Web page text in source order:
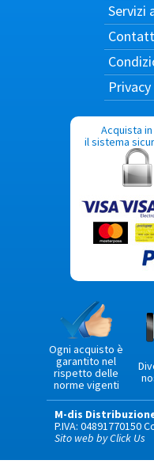
Servizi
Privacy
Acquista
il sistema
Ogni acquisto è
garantito nel
rispetto delle
norme vigenti
M-dis
P.IVA: 04891770150
Sito web by Click Us